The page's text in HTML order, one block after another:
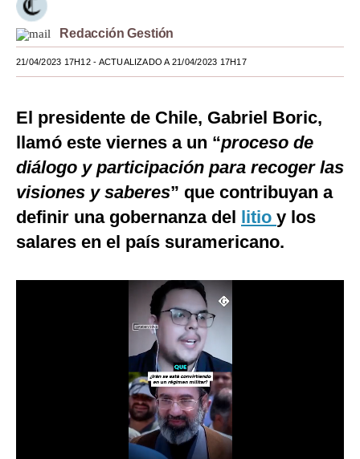
Estilos
Mundo
EEUU
México
España
Internacional
Tecnología
Club del Suscriptor
Redacción Gestión
21/04/2023 17H12- ACTUALIZADO A 21/04/2023 17H17
El presidente de Chile, Gabriel Boric,
llamó este viernes a un “proceso de
diálogo y participación para recoger las
visiones y saberes” que contribuyan a
definir una gobernanza del litio y los
salares en el país suramericano.